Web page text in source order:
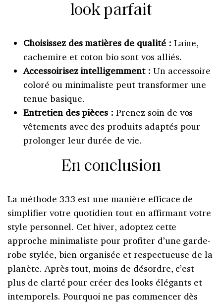
look parfait
Choisissez des matières de qualité : Laine,
cachemire et coton bio sont vos alliés.
Accessoirisez intelligemment : Un accessoire
coloré ou minimaliste peut transformer une
tenue basique.
Entretien des pièces : Prenez soin de vos
vêtements avec des produits adaptés pour
prolonger leur durée de vie.
En conclusion
La méthode 333 est une manière efficace de
simplifier votre quotidien tout en affirmant votre
style personnel. Cet hiver, adoptez cette
approche minimaliste pour profiter d’une garde-
robe stylée, bien organisée et respectueuse de la
planète. Après tout, moins de désordre, c’est
plus de clarté pour créer des looks élégants et
intemporels. Pourquoi ne pas commencer dès